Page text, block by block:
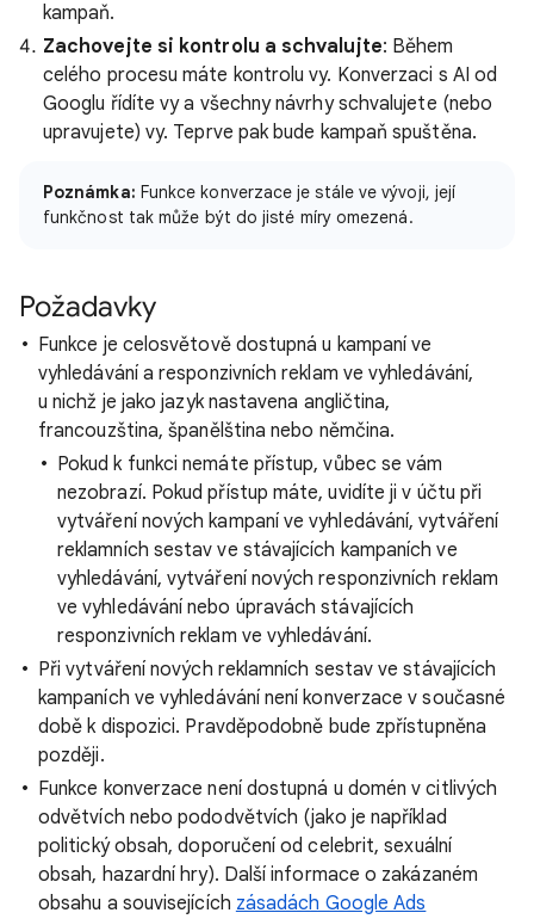
kampaň.
Zachovejte si kontrolu a schvalujte: Během
celého procesu máte kontrolu vy. Konverzaci s AI od
Googlu řídíte vy a všechny návrhy schvalujete (nebo
upravujete) vy. Teprve pak bude kampaň spuštěna.
Poznámka: Funkce konverzace je stále ve vývoji, její
funkčnost tak může být do jisté míry omezená.
Požadavky
Funkce je celosvětově dostupná u kampaní ve
vyhledávání a responzivních reklam ve vyhledávání,
u nichž je jako jazyk nastavena angličtina,
francouzština, španělština nebo němčina.
Pokud k funkci nemáte přístup, vůbec se vám
nezobrazí. Pokud přístup máte, uvidíte ji v účtu při
vytváření nových kampaní ve vyhledávání, vytváření
reklamních sestav ve stávajících kampaních ve
vyhledávání, vytváření nových responzivních reklam
ve vyhledávání nebo úpravách stávajících
responzivních reklam ve vyhledávání.
Při vytváření nových reklamních sestav ve stávajících
kampaních ve vyhledávání není konverzace v současné
době k dispozici. Pravděpodobně bude zpřístupněna
později.
Funkce konverzace není dostupná u domén v citlivých
odvětvích nebo pododvětvích (jako je například
politický obsah, doporučení od celebrit, sexuální
obsah, hazardní hry). Další informace o zakázaném
obsahu a souvisejících zásadách Google Ads